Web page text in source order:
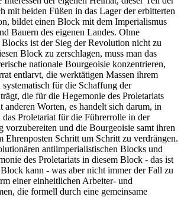
mit beiden Füßen in das Lager der erbitterten
bildet einen Block mit dem Imperialismus
Bauern des eigenen Landes. Ohne
Blocks ist der Sieg der Revolution nicht zu
Block zu zerschlagen, muss man das
nationale Bourgeoisie konzentrieren,
entlarvt, die werktätigen Massen ihrem
für die Schaffung der
die für die Hegemonie des Proletariats
anderen Worten, es handelt sich darum, in
Proletariat für die Führerrolle in der
vorzubereiten und die Bourgeoisie samt ihren
Ehrenposten Schritt um Schritt zu verdrängen.
antiimperialistischen Blocks und
des Proletariats in diesem Block - das ist
kann - was aber nicht immer der Fall zu
einer einheitlichen Arbeiter- und
die formell durch eine gemeinsame